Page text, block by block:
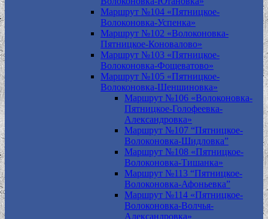
Маршрут №104 «Пятницкое-
Волоконовка-Успенка»
Маршрут №102 «Волоконовка-
Пятницкое-Коновалово»
Маршрут №103 «Пятницкое-
Волоконовка-Фощеватово»
Маршрут №105 «Пятницкое-
Волоконовка-Шеншиновка»
Маршрут №106 «Волоконовка-
Пятницкое-Голофеевка-
Александровка»
Маршрут №107 “Пятницкое-
Волоконовка-Шидловка”
Маршрут №108 «Пятницкое-
Волоконовка-Тишанка»
Маршрут №113 “Пятницкое-
Волоконовка-Афоньевка”
Маршрут №114 «Пятницкое-
Волоконовка-Волчья-
Александровка»